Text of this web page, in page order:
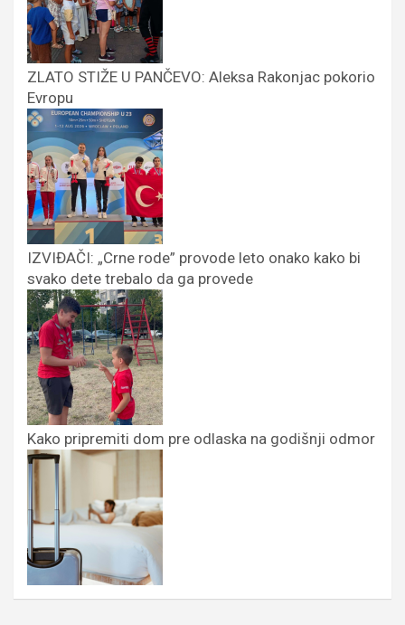
ZLATO STIŽE U PANČEVO: Aleksa Rakonjac pokorio
Evropu
IZVIĐAČI: „Crne rode” provode leto onako kako bi
svako dete trebalo da ga provede
Kako pripremiti dom pre odlaska na godišnji odmor